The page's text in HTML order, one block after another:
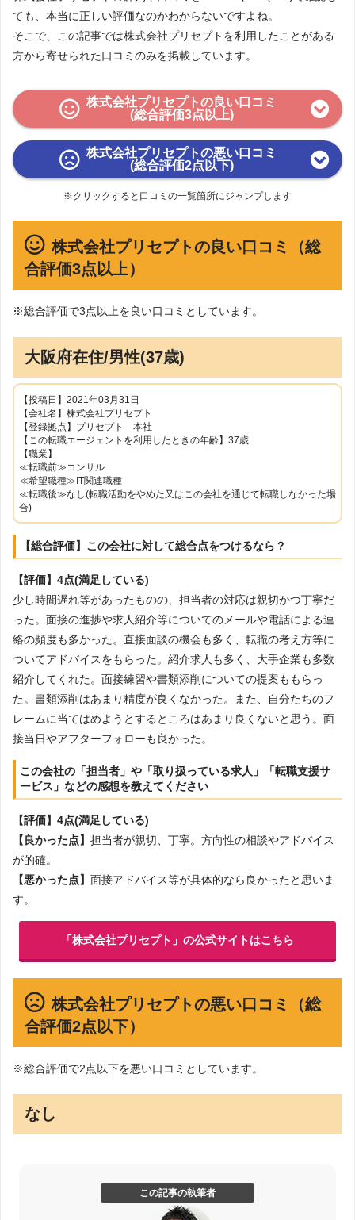
ても、本当に正しい評価なのかわからないですよね。
そこで、この記事では株式会社プリセプトを利用したことがある
方から寄せられた口コミのみを掲載しています。
株式会社プリセプトの良い口コミ
(総合評価3点以上)
株式会社プリセプトの悪い口コミ
(総合評価2点以下)
※クリックすると口コミの一覧箇所にジャンプします
株式会社プリセプトの良い口コミ（総
合評価3点以上）
※総合評価で3点以上を良い口コミとしています。
大阪府在住/男性(37歳)
【投稿日】2021年03月31日
【会社名】株式会社プリセプト
【登録拠点】プリセプト 本社
【この転職エージェントを利用したときの年齢】37歳
【職業】
≪転職前≫コンサル
≪希望職種≫IT関連職種
≪転職後≫なし(転職活動をやめた又はこの会社を通じて転職しなかった場
合)
【総合評価】この会社に対して総合点をつけるなら？
【評価】4点(満足している)
少し時間遅れ等があったものの、担当者の対応は親切かつ丁寧だ
った。面接の進捗や求人紹介等についてのメールや電話による連
絡の頻度も多かった。直接面談の機会も多く、転職の考え方等に
ついてアドバイスをもらった。紹介求人も多く、大手企業も多数
紹介してくれた。面接練習や書類添削についての提案ももらっ
た。書類添削はあまり精度が良くなかった。また、自分たちのフ
レームに当てはめようとするところはあまり良くないと思う。面
接当日やアフターフォローも良かった。
この会社の「担当者」や「取り扱っている求人」「転職支援サ
ービス」などの感想を教えてください
【評価】4点(満足している)
【良かった点】 担当者が親切、丁寧。方向性の相談やアドバイス
が的確。
【悪かった点】 面接アドバイス等が具体的なら良かったと思いま
す。
「株式会社プリセプト」の公式サイトはこちら
株式会社プリセプトの悪い口コミ（総
合評価2点以下）
※総合評価で2点以下を悪い口コミとしています。
なし
この記事の執筆者